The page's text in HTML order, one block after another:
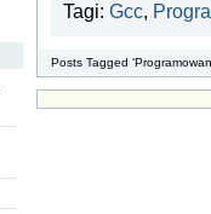
Tagi: Gcc,
Posts Tagged